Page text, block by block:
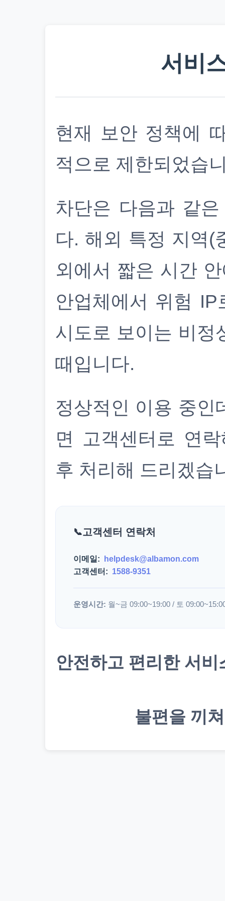
서비
현재 보안 정책에
적으로 제한되었습
차단은 다음과 같
다. 해외 특정 지역(
외에서 짧은 시간
안업체에서 위험
시도로 보이는 비정
때입니다.
정상적인 이용 중인
면 고객센터로 연
후 처리해 드리겠습
고객센터 연락처
이메일:
helpdesk@albamon.com
고객센터: 1588-9351
운영시간: 월~금 09:00~19:00 / 토
안전하고 편리한 서
불편을 끼